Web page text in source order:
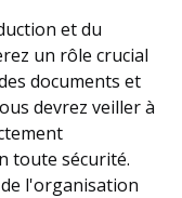
et du
un rôle crucial
documents et
devrez veiller à
toute sécurité.
l'organisation